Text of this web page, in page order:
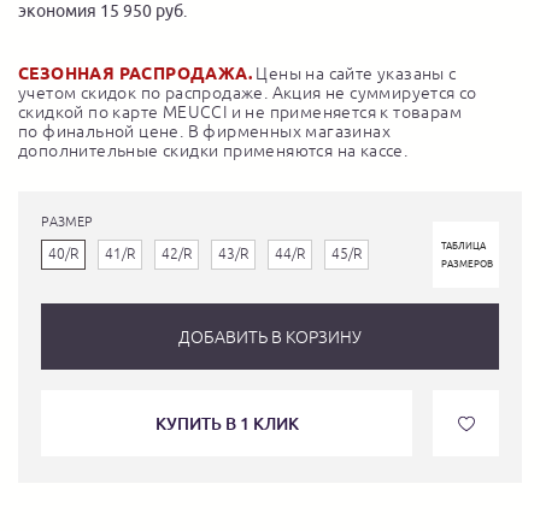
экономия 15 950 руб.
СЕЗОННАЯ РАСПРОДАЖА. Цены на сайте указаны с
учетом скидок по распродаже. Акция не суммируется со
скидкой по карте MEUCCI и не применяется к товарам
по финальной цене. В фирменных магазинах
дополнительные скидки применяются на кассе.
РАЗМЕР
40/R 41/R 42/R 43/R 44/R 45/R
ТАБЛИЦА
РАЗМЕРОВ
ДОБАВИТЬ В КОРЗИНУ
КУПИТЬ В 1 КЛИК